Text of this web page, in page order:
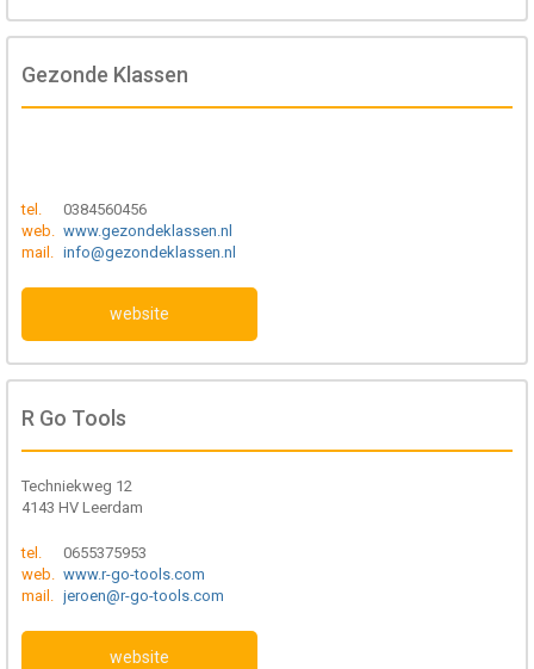
Gezonde Klassen
tel.
0384560456
web.
www.gezondeklassen.nl
mail.
info@gezondeklassen.nl
website
R Go Tools
Techniekweg 12
4143 HV Leerdam
tel.
0655375953
web.
www.r-go-tools.com
mail.
jeroen@r-go-tools.com
website